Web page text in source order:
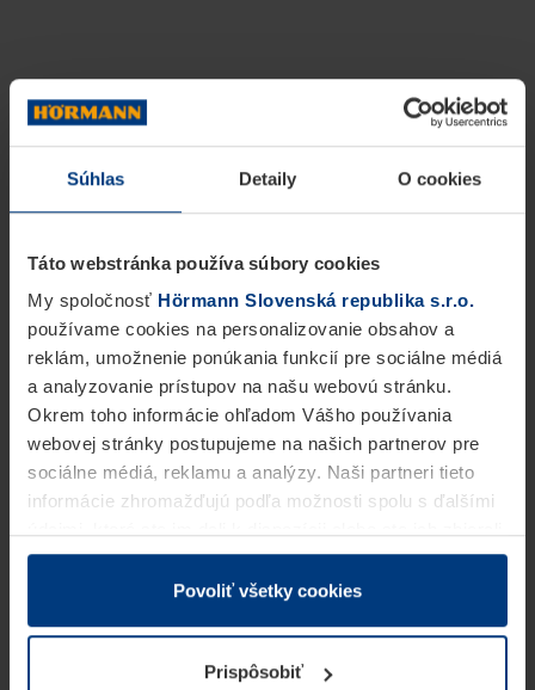
Súhlas Detaily O cookies
Táto webstránka používa súbory cookies
My spoločnosť Hörmann Slovenská republika s.r.o.
používame cookies na personalizovanie obsahov a
reklám, umožnenie ponúkania funkcií pre sociálne médiá
a analyzovanie prístupov na našu webovú stránku.
Okrem toho informácie ohľadom Vášho používania
webovej stránky postupujeme na našich partnerov pre
sociálne médiá, reklamu a analýzy. Naši partneri tieto
informácie zhromažďujú podľa možnosti spolu s ďalšími
v rámci Vášho využívania služieb.
Z právneho hľadiska môžeme cookies ukladať na Vašom
prevádzku tejto stránky. Pre všetky ostatné typy cookie
potrebujeme Vaše povolenie. Vaše povolenie môžete
Povoliť všetky cookies
Prispôsobiť